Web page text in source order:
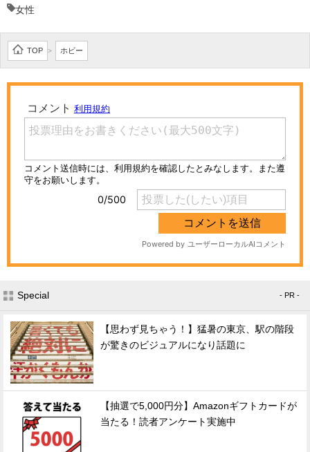
女性
TOP > ホビー
Special - PR -
【思わず見ちゃう！】猛暑の東京、駅の階段
が驚きのビジュアルになり話題に
【抽選で5,000円分】Amazonギフトカードが
当たる！読者アンケート実施中